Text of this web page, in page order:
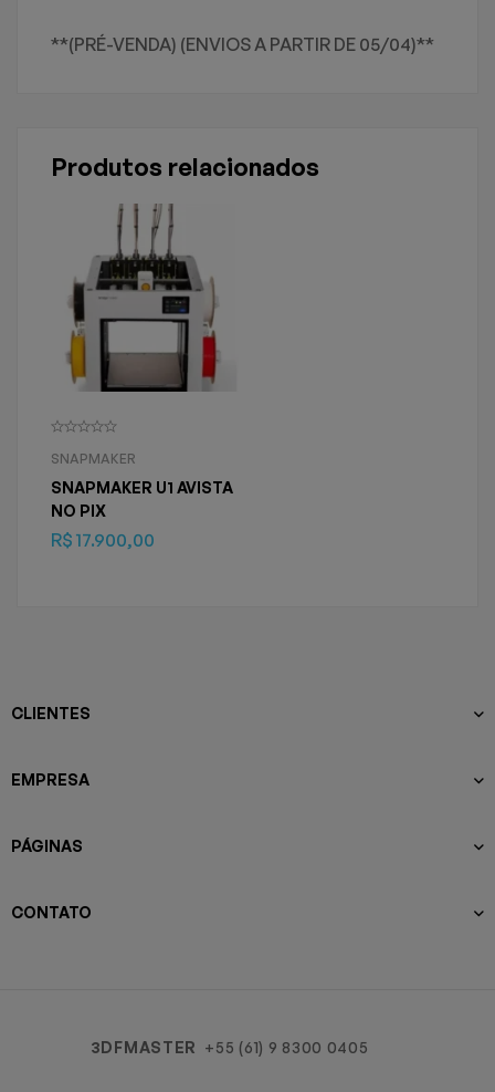
**(PRÉ-VENDA) (ENVIOS A PARTIR DE 05/04)**
Produtos relacionados
SNAPMAKER
SNAPMAKER U1 AVISTA
NO PIX
R$ 17.900,00
CLIENTES
EMPRESA
PÁGINAS
CONTATO
3DFMASTER +55 (61) 9 8300 0405